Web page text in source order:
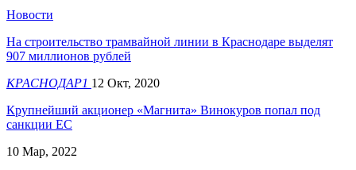
Новости
На строительство трамвайной линии в Краснодаре выделят
907 миллионов рублей
КРАСНОДАР1 12 Окт, 2020
Крупнейший акционер «Магнита» Винокуров попал под
санкции ЕС
10 Мар, 2022